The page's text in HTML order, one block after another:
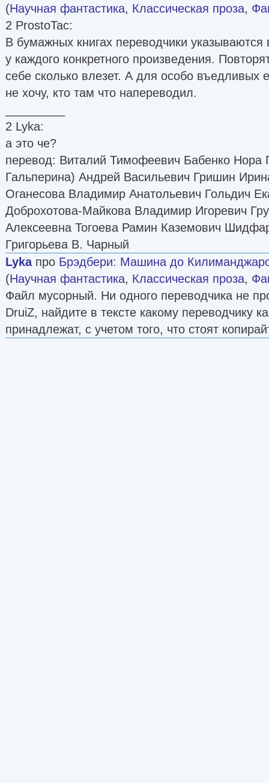
(Научная фантастика, Классическая проза,
2 ProstoTac:
В бумажных книгах переводчики указываются
у каждого конкретного произведения.
себе сколько влезет. А для особо въедливых
не хочу, кто там что напереводил.
2 Lyka:
а это че?
перевод: Виталий Тимофеевич Бабенко Нора
Гальперина) Андрей Васильевич Гришин
Оганесова Владимир Анатольевич Гольдич
Доброхотова-Майкова Владимир Игоревич
Алексеевна Тогоева Рамин Каземович
Григорьева В. Чарный
Lykaпро Брэдбери: Машина до
(Научная фантастика, Классическая проза,
Файл мусорный. Ни одного переводчика не
DruiZ, найдите в тексте какому переводчику
принадлежат, с учетом того, что стоят